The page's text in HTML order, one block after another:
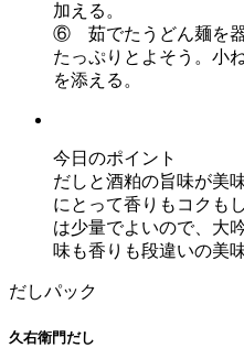
加える。
⑥ 茹でたうどん麺を
たっぷりとよそう。小
を添える。
今日のポイント
だしと酒粕の旨味が美
にとって香りもコクも
は少量でよいので、大
味も香りも段違いの美
だしパック
久右衛門だし